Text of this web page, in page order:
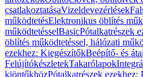
csatlakoztatásaVizeldevezérlések
működtetésElektronikus öblítés
működtetésselBasicPótalkatrészek
öblítés működtetéssel, hálózati
ezekhez: KiegészítőkBeépítő- és
FelújítókészletekTakarólapok
kiöntőkhözPótalkatrészek